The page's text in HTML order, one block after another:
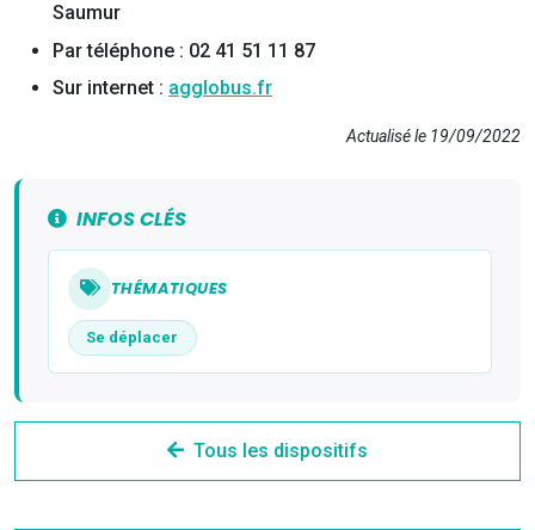
Saumur
Par téléphone : 02 41 51 11 87
Sur internet : agglobus.fr
Actualisé le 19/09/2022
INFOS CLÉS
THÉMATIQUES
Se déplacer
Tous les dispositifs